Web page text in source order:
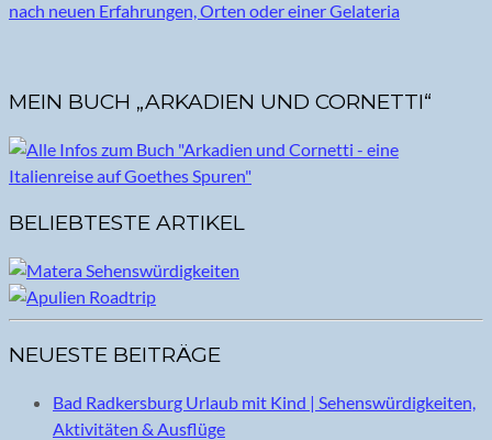
MEIN BUCH „ARKADIEN UND CORNETTI“
BELIEBTESTE ARTIKEL
NEUESTE BEITRÄGE
Bad Radkersburg Urlaub mit Kind | Sehenswürdigkeiten,
Aktivitäten & Ausflüge